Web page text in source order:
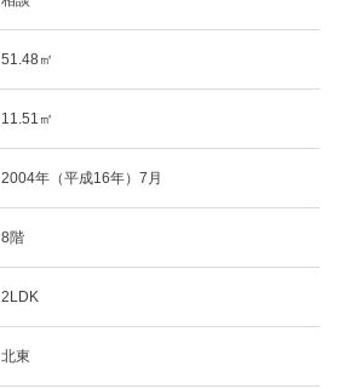
51.48㎡
11.51㎡
2004年（平成16年）7月
8階
2LDK
北東